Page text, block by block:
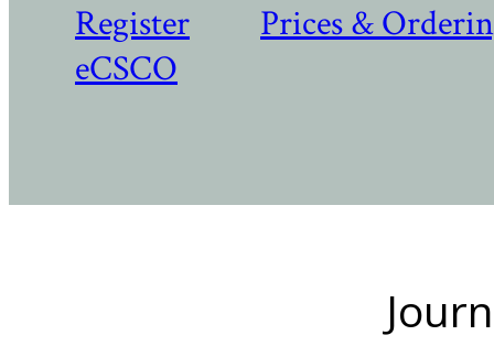
Register
Prices &
eCSCO